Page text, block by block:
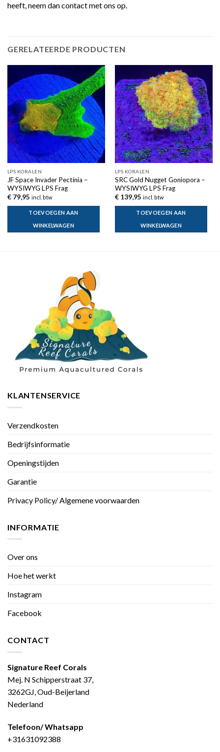
heeft, neem dan contact met ons op.
GERELATEERDE PRODUCTEN
LPS KORALEN
JF Space Invader Pectinia –
WYSIWYG LPS Frag
€79,95 incl. btw
TOEVOEGEN AAN
WINKELWAGEN
LPS KORALEN
SRC Gold Nugget Goniopora –
WYSIWYG LPS Frag
€139,95 incl. btw
TOEVOEGEN AAN
WINKELWAGEN
KLANTENSERVICE
Verzendkosten
Bedrijfsinformatie
Openingstijden
Garantie
Privacy Policy/ Algemene voorwaarden
INFORMATIE
Over ons
Hoe het werkt
Instagram
Facebook
CONTACT
Signature Reef Corals
Mej. N Schipperstraat 37,
3262GJ, Oud-Beijerland
Nederland
Telefoon/ Whatsapp
+31631092388